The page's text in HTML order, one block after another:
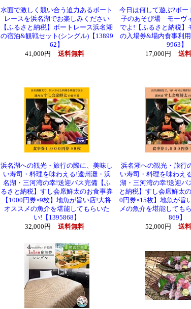
水面で激しく競い合う迫力あるボート
レースを浜名湖でお楽しみください
【ふるさと納税】ボートレース浜名湖
の宿泊&観戦セット(シングル)【13899
62】
41,000円
送料無料
今日は何して遊ぶ?ボー
子のあそび場 モーヴ
でよ!【ふるさと納税】
の入場券&場内食事利
9963】
17,000円
送
浜名湖への観光・旅行の際に、美味し
い寿司・料理を味わえる!遠州灘・浜
名湖・三河湾の幸!送迎バス完備【ふ
るさと納税】すし会席鮮太のお食事券
【1000円券×9枚】地魚が旨い店!大将
オススメの魚介を堪能してもらいた
い!【1395868】
32,000円
送料無料
浜名湖への観光・旅行
い寿司・料理を味わえ
湖・三河湾の幸!送迎バ
と納税】すし会席鮮太
0円券×15枚】地魚が旨
メの魚介を堪能しても
869】
52,000円
送